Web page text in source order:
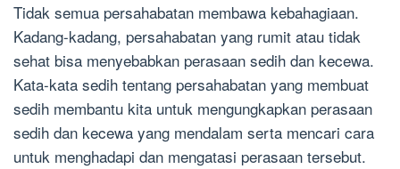
Tidak semua persahabatan membawa kebahagiaan.
Kadang-kadang, persahabatan yang rumit atau tidak
sehat bisa menyebabkan perasaan sedih dan kecewa.
Kata-kata sedih tentang persahabatan yang membuat
sedih membantu kita untuk mengungkapkan perasaan
sedih dan kecewa yang mendalam serta mencari cara
untuk menghadapi dan mengatasi perasaan tersebut.